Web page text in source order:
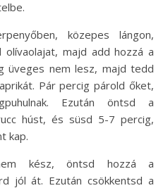
közepes lángon,
majd add hozzá a
üveges nem lesz, majd tedd
Pár percig párold őket,
Ezután öntsd a
húst, és süsd 5-7 percig,
kap.
kész, öntsd hozzá a
jól át. Ezután csökkentsd a